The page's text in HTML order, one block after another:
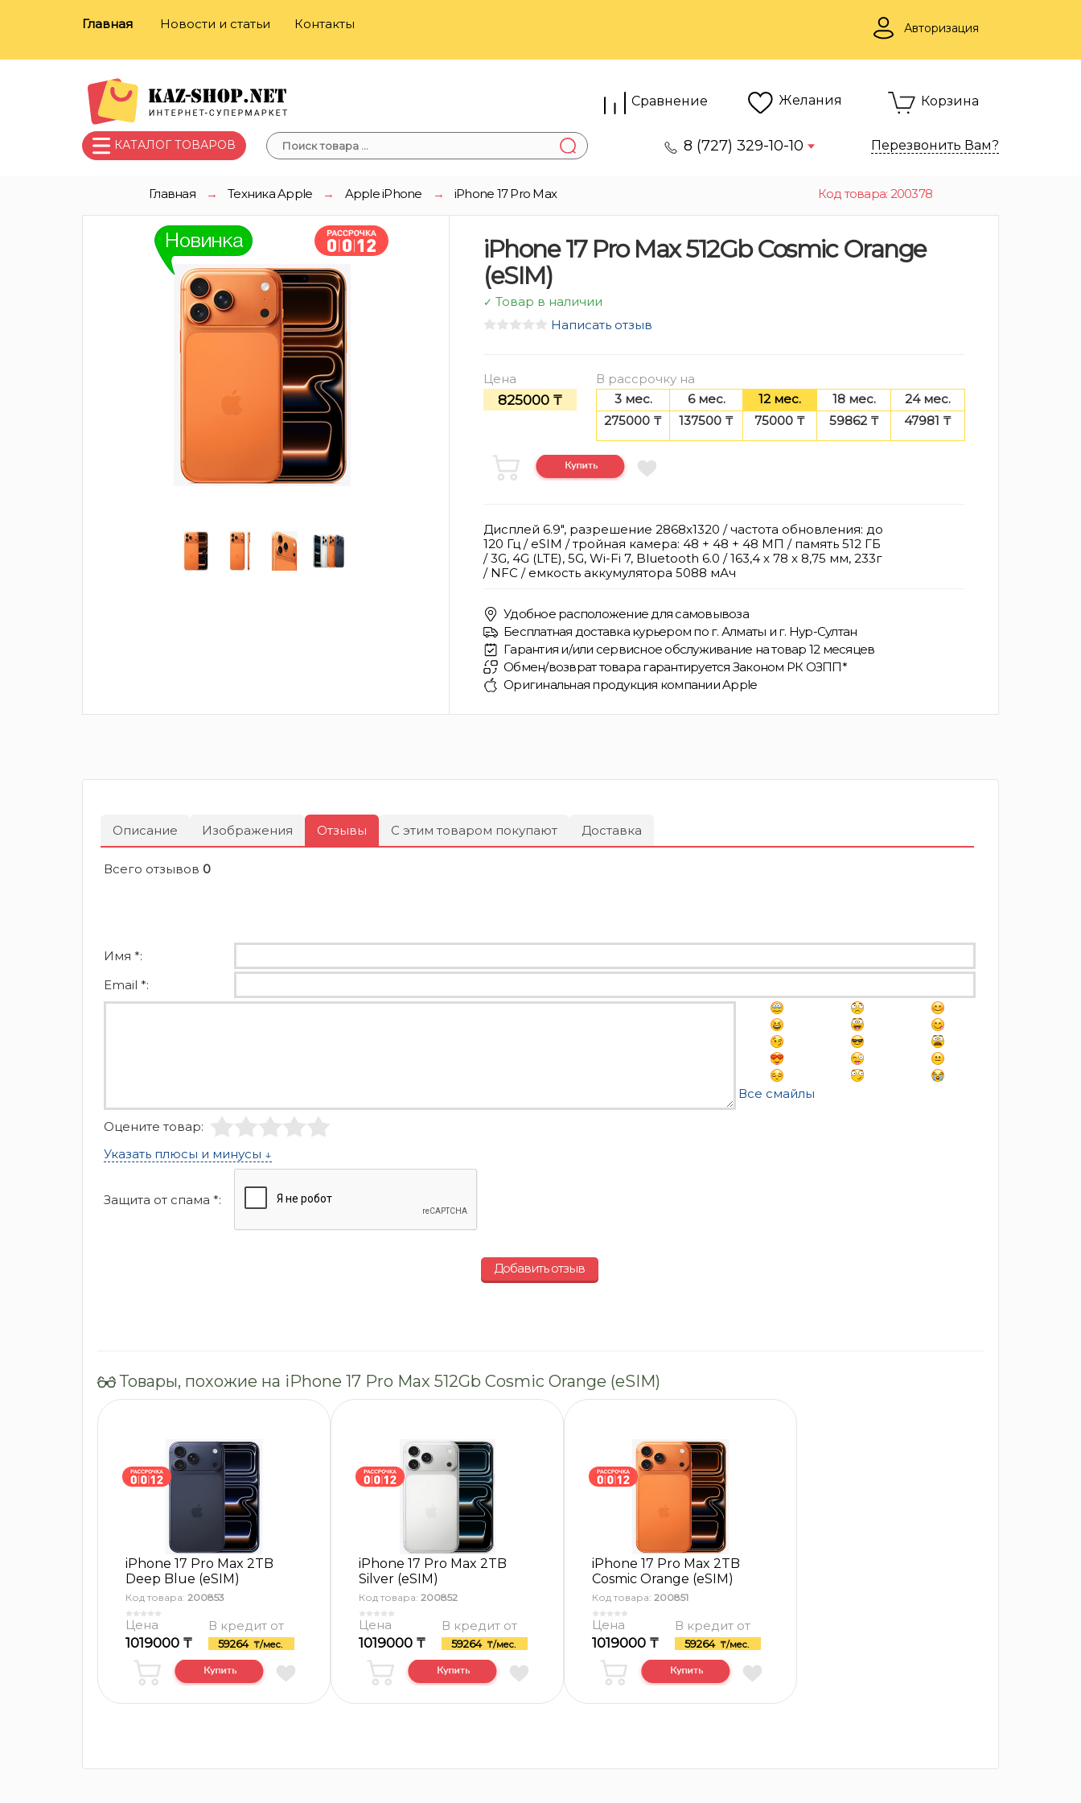
Главная Новости и статьи Контакты Авторизация
Сравнение Желания Корзина
КАТАЛОГ ТОВАРОВ 8 (727) 329-10-10 Перезвонить Вам?
Главная → Техника Apple → Apple iPhone → iPhone 17 Pro Max Код товара: 200378
iPhone 17 Pro Max 512Gb Cosmic Orange
(eSIM)
✓ Товар в наличии
Написать отзыв
Цена В рассрочку на
825000 ₸ 3 мес. 6 мес. 12 мес. 18 мес.
24 мес.
275000 ₸
137500 ₸ 75000 ₸ 59862 ₸ 47981 ₸
Дисплей 6.9", разрешение 2868x1320 / частота обновления: до
120 Гц / eSIM / тройная камера: 48 + 48 + 48 МП / память 512 ГБ
/ 3G, 4G (LTE), 5G, Wi-Fi 7, Bluetooth 6.0 / 163,4 x 78 x 8,75 мм, 233г
/ NFC / емкость аккумулятора 5088 мАч
Удобное расположение для самовывоза
Бесплатная доставка курьером по г. Алматы и г. Нур-Султан
Гарантия и/или сервисное обслуживание на товар 12 месяцев
Обмен/возврат товара гарантируется Законом РК ОЗПП*
Оригинальная продукция компании Apple
Описание Изображения Отзывы С этим товаром покупают Доставка
Всего отзывов 0
Имя *:
Email *:
Оцените товар:
Все смайлы
Указать плюсы и минусы ↓
Защита от спама *:
Добавить отзыв
Товары, похожие на iPhone 17 Pro Max 512Gb Cosmic Orange (eSIM)
iPhone 17 Pro Max 2TB
Deep Blue (eSIM)
Код товара: 200853
Цена
1019000 ₸
В кредит от
59264 ₸/мес.
iPhone 17 Pro Max 2TB
Silver (eSIM)
Код товара: 200852
Цена
1019000 ₸
В кредит от
59264 ₸/мес.
iPhone 17 Pro Max 2TB
Cosmic Orange (eSIM)
Код товара: 200851
Цена
1019000 ₸
В кредит от
59264 ₸/мес.